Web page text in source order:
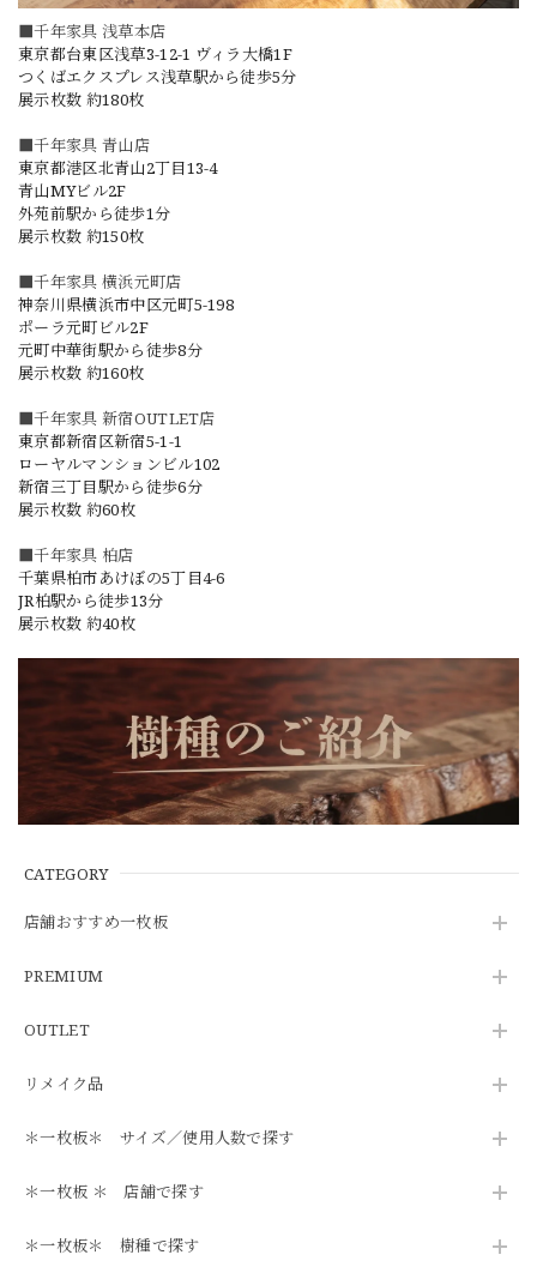
■千年家具 浅草本店
東京都台東区浅草3-12-1 ヴィラ大橋1F
つくばエクスプレス浅草駅から徒歩5分
展示枚数 約180枚
■千年家具 青山店
東京都港区北青山2丁目13-4
青山MYビル2F
外苑前駅から徒歩1分
展示枚数 約150枚
■千年家具 横浜元町店
神奈川県横浜市中区元町5-198
ポーラ元町ビル2F
元町中華街駅から徒歩8分
展示枚数 約160枚
■千年家具 新宿OUTLET店
東京都新宿区新宿5-1-1
ローヤルマンションビル102
新宿三丁目駅から徒歩6分
展示枚数 約60枚
■千年家具 柏店
千葉県柏市あけぼの5丁目4-6
JR柏駅から徒歩13分
展示枚数 約40枚
CATEGORY
店舗おすすめ一枚板
PREMIUM
OUTLET
リメイク品
＊一枚板＊ サイズ／使用人数で探す
＊一枚板 ＊ 店舗で探す
＊一枚板＊ 樹種で探す